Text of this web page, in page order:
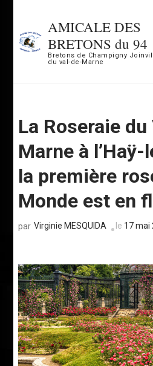
contenu
(Pressez
AMICALE DES
BRETONS du 94
Bretons de Champigny
du val-de-Marne
La Roseraie
Marne à
la première
Monde est en
par Virginie MESQUIDA le 17 mai